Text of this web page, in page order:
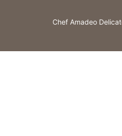
Chef Amadeo